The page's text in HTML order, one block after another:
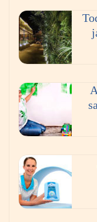
GITGE
del Dr. Óscar
El 82% de